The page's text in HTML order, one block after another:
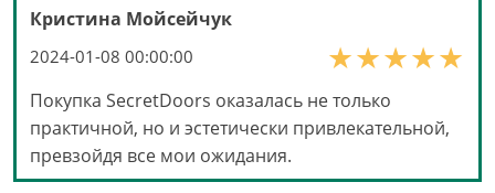
Кристина Мойсейчук
2024-01-08 00:00:00
Покупка SecretDoors оказалась не только
практичной, но и эстетически привлекательной,
превзойдя все мои ожидания.